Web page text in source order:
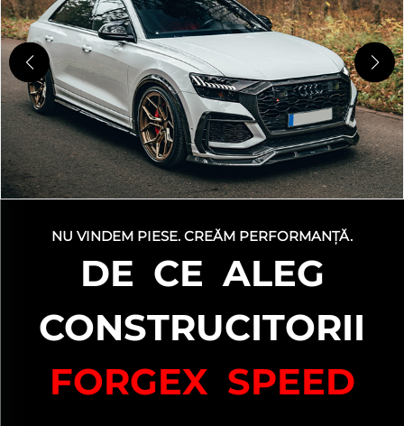
NU VINDEM PIESE. CREĂM PERFORMANȚĂ.
DE CE ALEG
CONSTRUCITORII
FORGEX SPEED